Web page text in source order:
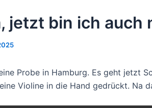
jetzt bin ich auch
Probe in Hamburg. Es geht jetzt
Violine in die Hand gedrückt. Na